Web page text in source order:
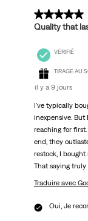
5 sur 5 étoiles.
Quality that
VÉRIFIÉ
TIRAGE AU
il y a 9 jours
I've typically
inexpensive. But
reaching for
end, they
restock, I bought
That saying truly
Traduire avec
Oui, Je